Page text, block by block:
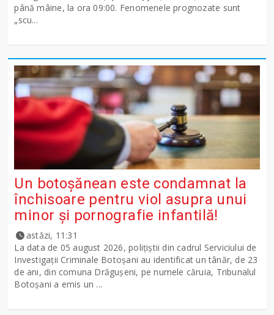
până mâine, la ora 09:00. Fenomenele prognozate sunt
„scu...
Un botoșănean este condamnat la
închisoare pentru viol asupra unui
minor și pornografie infantilă!
astăzi, 11:31
La data de 05 august 2026, polițiștii din cadrul Serviciului de
Investigații Criminale Botoșani au identificat un tânăr, de 23
de ani, din comuna Drăgușeni, pe numele căruia, Tribunalul
Botoșani a emis un ...